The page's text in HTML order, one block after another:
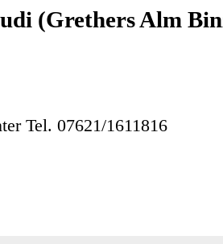
(Grethers Alm
Tel. 07621/1611816